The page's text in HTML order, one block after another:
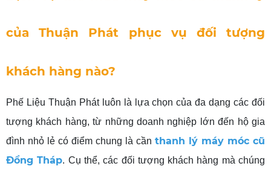
của Thuận Phát phục vụ đối tượng
khách hàng nào?
Phế Liệu Thuận Phát luôn là lựa chọn của đa dạng các đối
tượng khách hàng, từ những doanh nghiệp lớn đến hộ gia
đình nhỏ lẻ có điểm chung là cần thanh lý máy móc cũ
Đồng Tháp. Cụ thể, các đối tượng khách hàng mà chúng